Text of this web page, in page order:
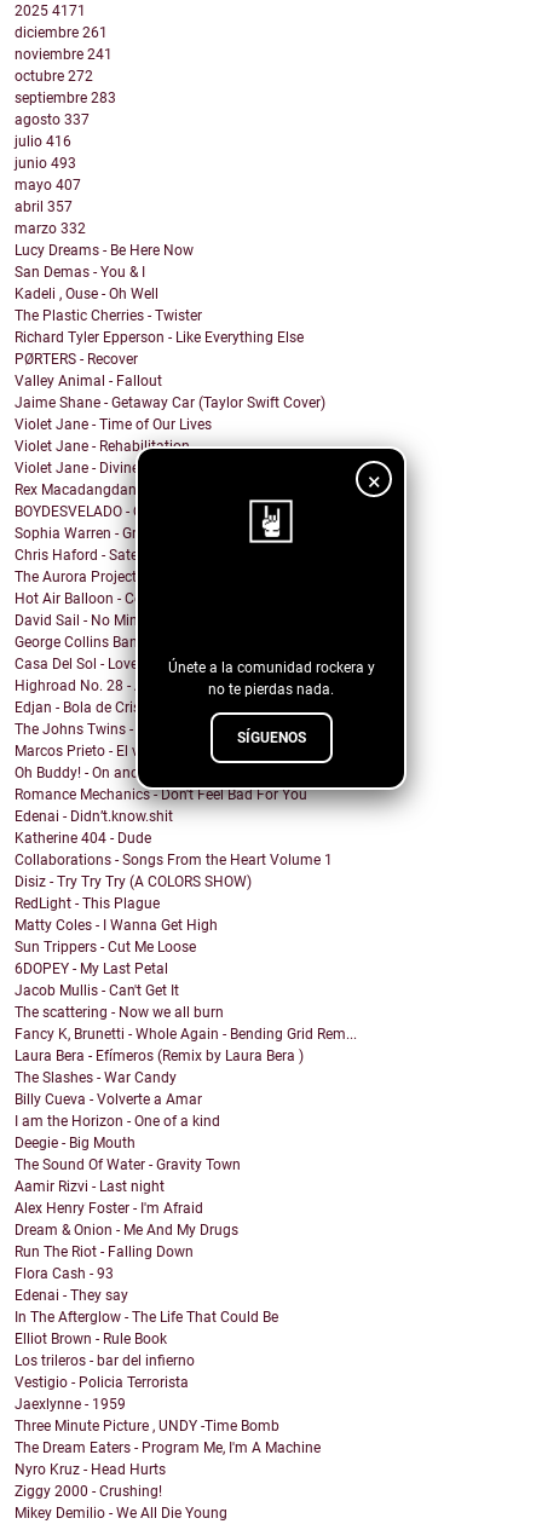
×
Únete a la comunidad rockera y
no te pierdas nada.
SÍGUENOS
2025 4171
diciembre 261
noviembre 241
octubre 272
septiembre 283
agosto 337
julio 416
junio 493
mayo 407
abril 357
marzo 332
Lucy Dreams - Be Here Now
San Demas - You & I
Kadeli , Ouse - Oh Well
The Plastic Cherries - Twister
Richard Tyler Epperson - Like Everything Else
PØRTERS - Recover
Valley Animal - Fallout
Jaime Shane - Getaway Car (Taylor Swift Cover)
Violet Jane - Time of Our Lives
Violet Jane - Rehabilitation
Violet Jane - Divine
Rex Macadangdang - Melody
BOYDESVELADO - QEPD David Lynch
Sophia Warren - Grin
Chris Haford - Satellite Angel
The Aurora Project - Slave City
Hot Air Balloon - Come This Far
David Sail - No Mind Fire
George Collins Band - New Way
Casa Del Sol - Love In A Time Of War
Highroad No. 28 - And I Suffer
Edjan - Bola de Cristal
The Johns Twins - Love You Forever
Marcos Prieto - El viaje
Oh Buddy! - On and On
Romance Mechanics - Don't Feel Bad For You
Edenai - Didn’t.know.shit
Katherine 404 - Dude
Collaborations - Songs From the Heart Volume 1
Disiz - Try Try Try (A COLORS SHOW)
RedLight - This Plague
Matty Coles - I Wanna Get High
Sun Trippers - Cut Me Loose
6DOPEY - My Last Petal
Jacob Mullis - Can't Get It
The scattering - Now we all burn
Fancy K, Brunetti - Whole Again - Bending Grid Rem...
Laura Bera - Efímeros (Remix by Laura Bera )
The Slashes - War Candy
Billy Cueva - Volverte a Amar
I am the Horizon - One of a kind
Deegie - Big Mouth
The Sound Of Water - Gravity Town
Aamir Rizvi - Last night
Alex Henry Foster - I'm Afraid
Dream & Onion - Me And My Drugs
Run The Riot - Falling Down
Flora Cash - 93
Edenai - They say
In The Afterglow - The Life That Could Be
Elliot Brown - Rule Book
Los trileros - bar del infierno
Vestigio - Policia Terrorista
Jaexlynne - 1959
Three Minute Picture , UNDY -Time Bomb
The Dream Eaters - Program Me, I'm A Machine
Nyro Kruz - Head Hurts
Ziggy 2000 - Crushing!
Mikey Demilio - We All Die Young